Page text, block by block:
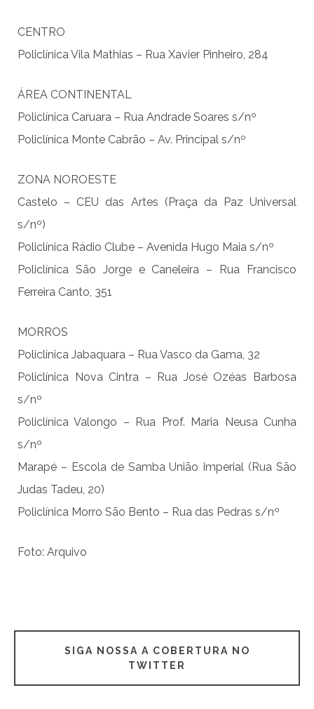
CENTRO
Policlínica Vila Mathias – Rua Xavier Pinheiro, 284
ÁREA CONTINENTAL
Policlínica Caruara – Rua Andrade Soares s/nº
Policlínica Monte Cabrão – Av. Principal s/nº
ZONA NOROESTE
Castelo – CEU das Artes (Praça da Paz Universal
s/nº)
Policlínica Rádio Clube – Avenida Hugo Maia s/nº
Policlínica São Jorge e Caneleira – Rua Francisco
Ferreira Canto, 351
MORROS
Policlínica Jabaquara – Rua Vasco da Gama, 32
Policlínica Nova Cintra – Rua José Ozéas Barbosa
s/nº
Policlínica Valongo – Rua Prof. Maria Neusa Cunha
s/nº
Marapé – Escola de Samba União Imperial (Rua São
Judas Tadeu, 20)
Policlínica Morro São Bento – Rua das Pedras s/nº
Foto: Arquivo
SIGA NOSSA A COBERTURA NO
TWITTER